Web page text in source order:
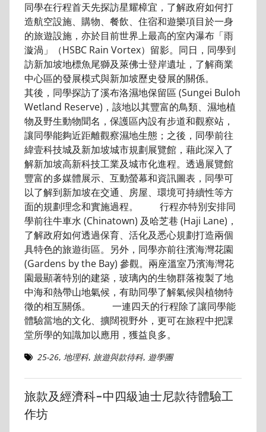
同學在行程首天先探訪星耀樟宜，了解政府如何打
造航空設施、購物、餐飲、住宿和遊樂項目於一身
的旅遊設施，亦於目前世界上最高的室內瀑布「雨
漩渦」（HSBC Rain Vortex）留影。同日，同學到
訪新加坡地標魚尾獅及萊佛士登岸遺址，了解商業
中心區的發展模式與新加坡歷史發展的關係。
其後，同學探訪了溪布洛濕地保留區 (Sungei Buloh
Wetland Reserve)，該地以其豐富的鳥類、濕地植
物及野生動物聞名，保護區內設有步道和觀察站，
讓同學能夠近距離觀察濕地生態；之後，同學前往
緯壹科技城及新加坡城市規劃展覽館，藉此深入了
解新加坡高新科技工業及城市化進程。透過展覽館
豐富的多媒體展示、互動螢幕和資訊圖表，同學可
以了解到新加坡在交通、房屋、環境可持續性等方
面的規劃理念和實施過程。 行程亦特別安排同
學前往牛車水 (Chinatown) 及哈芝巷 (Haji Lane)，
了解政府如何透過保育、活化及悉心規劃打造兩個
具特色的旅遊街區。另外，同學亦前往濱海灣花園
(Gardens by the Bay) 參觀。兩座溫室乃濱海灣花
園最顯著特別的建築，玻璃內的生物群落複製了地
中海和熱帶山地氣候，有助同學了解氣候與植物特
徵的相互關係。 一連四天的行程除了讓同學能
體驗當地的文化、擴闊視野外，更可在旅程中把課
堂所學的知識加以應用，獲益良多。
25-26, 地理科, 旅遊與款待科, 遊學團
旅款及經濟科-中四級迪士尼款待體驗工
作坊